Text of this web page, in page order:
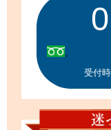
受付